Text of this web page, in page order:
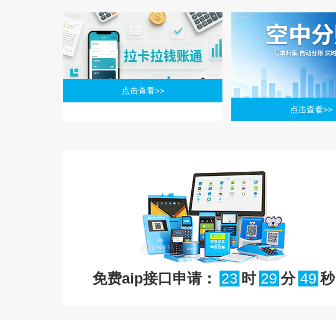
点击查看>>
点击查看>>
免费aip接口申请： 23 时 29 分 48 秒